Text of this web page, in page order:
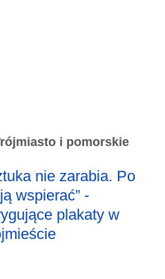
i pomorskie
nie zarabia. Po
wspierać” -
plakaty w